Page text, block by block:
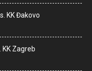
KK Đakovo
KK Zagreb